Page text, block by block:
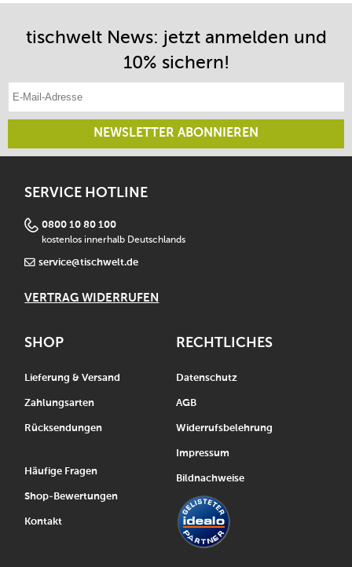
tischwelt News: jetzt anmelden und
10% sichern!
NEWSLETTER ABONNIEREN
SERVICE HOTLINE
0800 10 80 100
kostenlos innerhalb Deutschlands
service@tischwelt.de
VERTRAG WIDERRUFEN
SHOP
Lieferung & Versand
Zahlungsarten
Rücksendungen
Häufige Fragen
Shop-Bewertungen
Kontakt
RECHTLICHES
Datenschutz
AGB
Widerrufsbelehrung
Impressum
Bildnachweise